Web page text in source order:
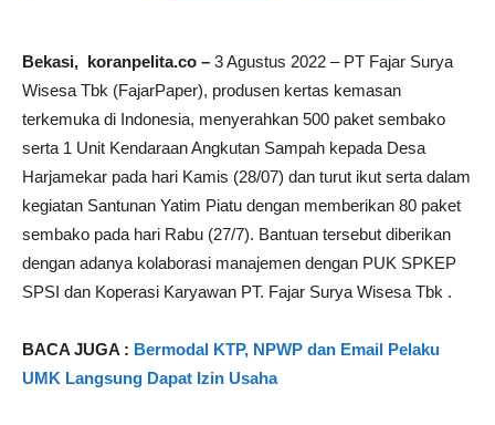
Bekasi, koranpelita.co – 3 Agustus 2022 – PT Fajar Surya
Wisesa Tbk (FajarPaper), produsen kertas kemasan
terkemuka di Indonesia, menyerahkan 500 paket sembako
serta 1 Unit Kendaraan Angkutan Sampah kepada Desa
Harjamekar pada hari Kamis (28/07) dan turut ikut serta dalam
kegiatan Santunan Yatim Piatu dengan memberikan 80 paket
sembako pada hari Rabu (27/7). Bantuan tersebut diberikan
dengan adanya kolaborasi manajemen dengan PUK SPKEP
SPSI dan Koperasi Karyawan PT. Fajar Surya Wisesa Tbk .
BACA JUGA : Bermodal KTP, NPWP dan Email Pelaku
UMK Langsung Dapat Izin Usaha